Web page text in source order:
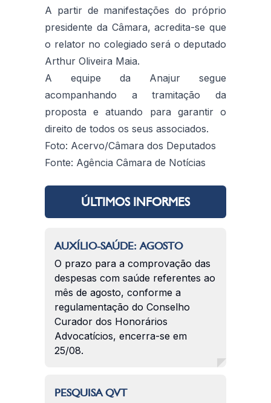
A partir de manifestações do próprio
presidente da Câmara, acredita-se que
o relator no colegiado será o deputado
Arthur Oliveira Maia.
A equipe da Anajur segue
acompanhando a tramitação da
proposta e atuando para garantir o
direito de todos os seus associados.
Foto: Acervo/Câmara dos Deputados
Fonte: Agência Câmara de Notícias
ÚLTIMOS INFORMES
AUXÍLIO-SAÚDE: AGOSTO
O prazo para a comprovação das
despesas com saúde referentes ao
mês de agosto, conforme a
regulamentação do Conselho
Curador dos Honorários
Advocatícios, encerra-se em
25/08.
PESQUISA QVT